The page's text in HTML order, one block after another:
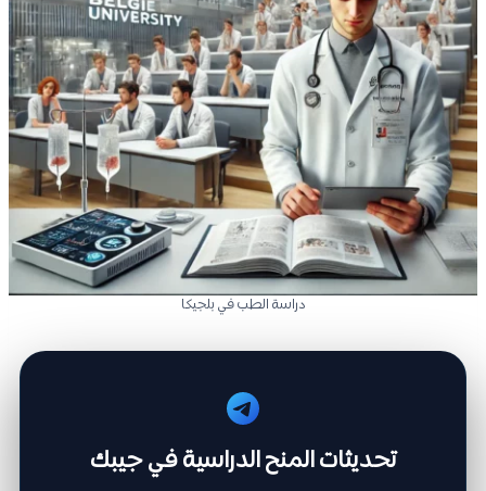
دراسة الطب في بلجيكا
تحديثات المنح الدراسية في جيبك